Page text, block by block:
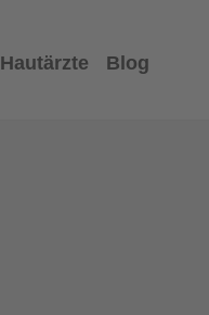
Hautärzte Blog